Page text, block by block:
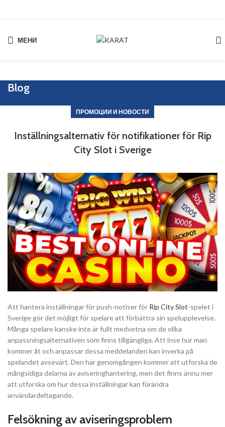
МЕНИ
Blog
ПРОМОЦИИ И НОВОСТИ
Inställningsalternativ för notifikationer för Rip
City Slot i Sverige
Att hantera inställningar för push-notiser för Rip City Slot-spelet i
Sverige gör det möjligt för spelare att förbättra sin spelupplevelse.
Många spelare kanske inte är fullt medvetna om de olika
anpassningsalternativen som finns tillgängliga. Att inse hur man
kommer åt och anpassar dessa meddelanden kan inverka på
spelandet avsevärt. Den här genomgången kommer att utforska de
mångsidiga delarna av aviseringhantering, men det finns ännu mer
att utforska om hur dessa inställningar kan förändra
användardeltagande.
Felsökning av aviseringsproblem